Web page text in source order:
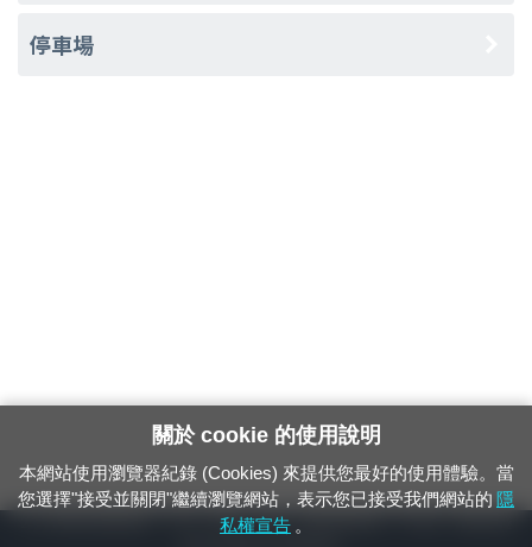
停車場
24小時緊急通報電話：1933（市話、手機，僅限發現軌道、平交道、橋樑及隧
關於 cookie 的使用說明
本網站使用瀏覽器紀錄 (Cookies) 來提供您最好的使用體驗。當
您選擇"接受並關閉"繼續瀏覽網站，表示您已接受我們網站的 隱
私權宣告 。